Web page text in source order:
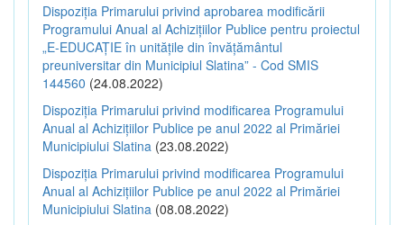
Dispoziția Primarului privind aprobarea modificării
Programului Anual al Achizițiilor Publice pentru proiectul
„E-EDUCAȚIE în unitățile din învățământul
preuniversitar din Municipiul Slatina” - Cod SMIS
144560 (24.08.2022)
Dispoziția Primarului privind modificarea Programului
Anual al Achizițiilor Publice pe anul 2022 al Primăriei
Municipiului Slatina (23.08.2022)
Dispoziția Primarului privind modificarea Programului
Anual al Achizițiilor Publice pe anul 2022 al Primăriei
Municipiului Slatina (08.08.2022)